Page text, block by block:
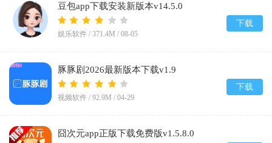
豆包app下载安装新版本v14.5.0
娱乐软件 / 371.4M / 08-05
下载
豚豚剧2026最新版本下载v1.9
视频软件 / 92.9M / 04-29
下载
囧次元app正版下载免费版v1.5.8.0